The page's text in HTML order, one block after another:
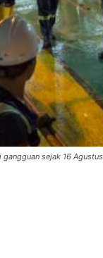
sejak 16